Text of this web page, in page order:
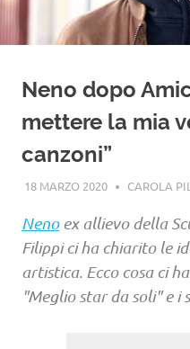
Neno dopo
mettere la mia
canzoni”
18 MARZO 2020 CAROLA
Nenoex allievo della
Filippi ci ha chiarito le
artistica. Ecco cosa ci
"Meglio star da soli" e i